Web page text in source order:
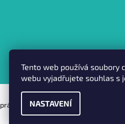
vyhrazena
Tento web používá soubory
webu vyjadřujete souhlas s
NASTAVENÍ